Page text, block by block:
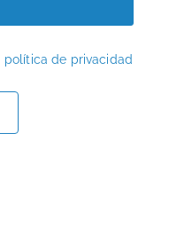
política de privacidad